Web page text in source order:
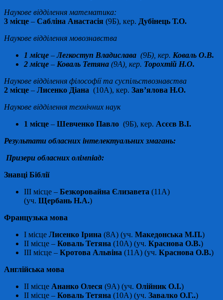
Наукове відділення математика:
3 місце – Сабліна Анастасія (9Б), кер. Дубінець Т.О.
Наукове відділення мовознавства
1 місце –Легкоступ Владислава (9Б), кер. Коваль О.В.
2 місце – Коваль Тетяна (9А), кер. Торохтій Н.О.
Наукове відділення філософії та суспільствознавства
2 місце – Лисенко Діана (10А), кер. Зав’ялова Н.О.
Наукове відділення технічних наук
1 місце – Шевченко Павло (9Б), кер. Асєєв В.І.
Результати обласних інтелектуальних змагань:
Призери обласних олімпіад:
Знавці Біблії
ІІІ місце – Безкоровайна Єлизавета (11А)
(уч. Щербань Н.А.)
Французька мова
І місце Лисенко Ірина (8А) (уч. Македонська М.П.)
ІІ місце – Коваль Тетяна (10А) (уч. Краснова О.В.)
ІІІ місце – Кротова Альвіна (11А) (уч. Краснова О.В.)
Англійська мова
ІІ місце Ананко Олеся (9А) (уч. Олійник О.І.)
ІІ місце – Коваль Тетяна (10А) (уч. Завалко О.Г..)